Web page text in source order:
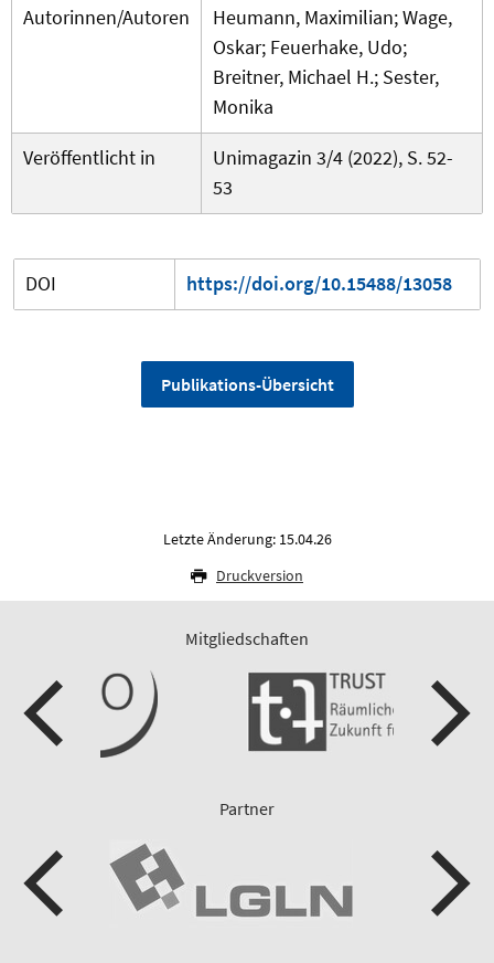
Autorinnen/Autoren
Heumann, Maximilian; Wage,
Oskar; Feuerhake, Udo;
Breitner, Michael H.; Sester,
Monika
Veröffentlicht in
Unimagazin 3/4 (2022), S. 52-
53
DOI https://doi.org/10.15488/13058
Publikations-Übersicht
Letzte Änderung: 15.04.26
Druckversion
Mitgliedschaften
Partner